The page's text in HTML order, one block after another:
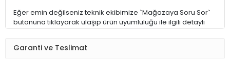
Eğer emin değilseniz teknik ekibimize `Mağazaya Soru Sor`
butonuna tıklayarak ulaşıp ürün uyumluluğu ile ilgili detaylı
bilgi alabilirsiniz.
Yanlış sipariş verildiğinde teslimat sürecinde geçen zaman
Garanti ve Teslimat